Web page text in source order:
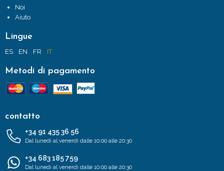
Noi
Aiuto
Lingue
ES EN FR IT
Metodi di pagamento
contatto
+34 91 435 36 56
Dal lunedì al venerdì dalle 10:00 alle 20:30
+34 683 185 759
Dal lunedì al venerdì dalle 10:00 alle 20:30